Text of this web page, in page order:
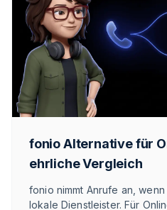
fonio Alternative für
ehrliche Vergleich
fonio nimmt Anrufe an,
lokale Dienstleister. Für